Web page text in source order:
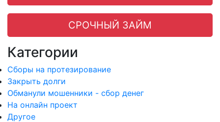
СРОЧНЫЙ ЗАЙМ
Категории
Сборы на протезирование
Закрыть долги
Обманули мошенники - сбор денег
На онлайн проект
Другое